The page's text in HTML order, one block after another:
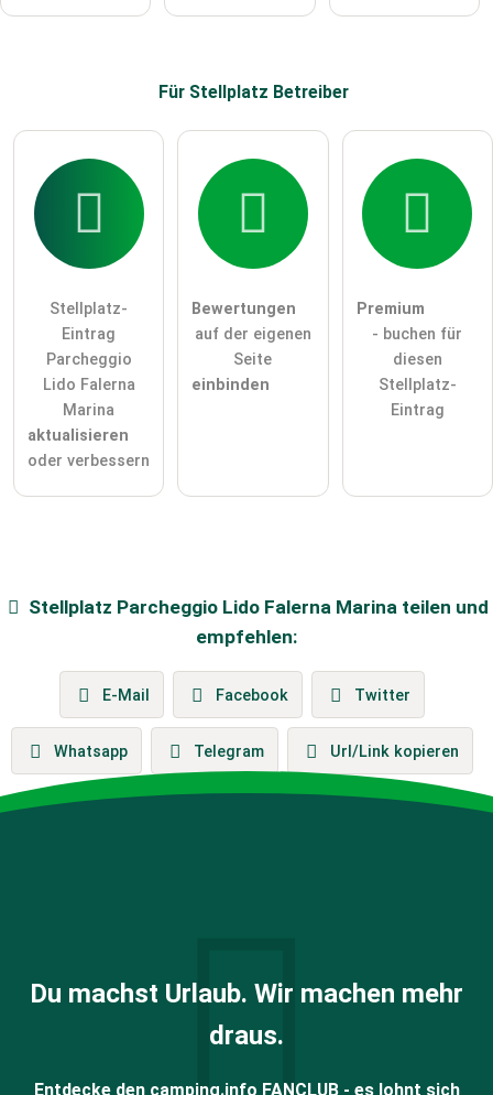
Für Stellplatz Betreiber
Stellplatz-
Eintrag
Parcheggio
Lido Falerna
Marina
aktualisieren
oder verbessern
Bewertungen
auf der eigenen
Seite
einbinden
Premium
- buchen für
diesen
Stellplatz-
Eintrag
Stellplatz Parcheggio Lido Falerna Marina teilen und
empfehlen:
E-Mail Facebook Twitter
Whatsapp Telegram Url/Link kopieren
Du machst Urlaub. Wir machen mehr
draus.
Entdecke den camping.info FANCLUB - es lohnt sich